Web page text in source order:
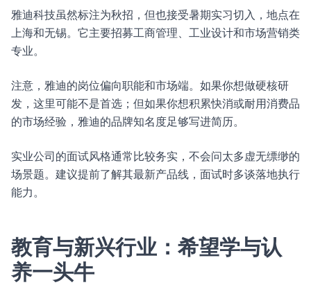
雅迪科技虽然标注为秋招，但也接受暑期实习切入，地点在
上海和无锡。它主要招募工商管理、工业设计和市场营销类
专业。
注意，雅迪的岗位偏向职能和市场端。如果你想做硬核研
发，这里可能不是首选；但如果你想积累快消或耐用消费品
的市场经验，雅迪的品牌知名度足够写进简历。
实业公司的面试风格通常比较务实，不会问太多虚无缥缈的
场景题。建议提前了解其最新产品线，面试时多谈落地执行
能力。
教育与新兴行业：希望学与认
养一头牛